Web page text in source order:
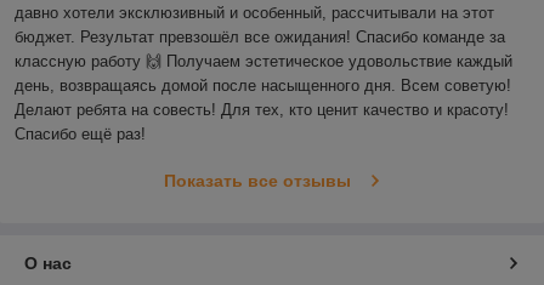
давно хотели эксклюзивный и особенный, рассчитывали на этот
бюджет. Результат превзошёл все ожидания! Спасибо команде за
классную работу 🙌 Получаем эстетическое удовольствие каждый
день, возвращаясь домой после насыщенного дня. Всем советую!
Делают ребята на совесть! Для тех, кто ценит качество и красоту!
Спасибо ещё раз!
Показать все отзывы
О нас